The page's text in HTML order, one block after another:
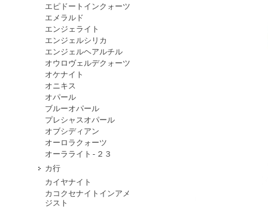
エピドートインクォーツ
エメラルド
エンジェライト
エンジェルシリカ
エンジェルヘアルチル
オウロヴェルデクォーツ
オケナイト
オニキス
オパール
ブルーオパール
プレシャスオパール
オブシディアン
オーロラクォーツ
オーラライト-２３
カ行
カイヤナイト
カコクセナイトインアメ
ジスト